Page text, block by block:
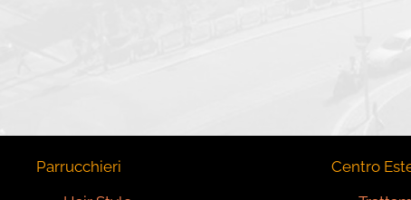
Parrucchieri
Centro